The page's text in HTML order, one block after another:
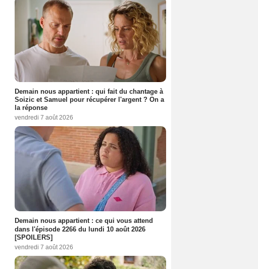
Demain nous appartient : qui fait du chantage à
Soizic et Samuel pour récupérer l'argent ? On a
la réponse
vendredi 7 août 2026
Demain nous appartient : ce qui vous attend
dans l'épisode 2266 du lundi 10 août 2026
[SPOILERS]
vendredi 7 août 2026